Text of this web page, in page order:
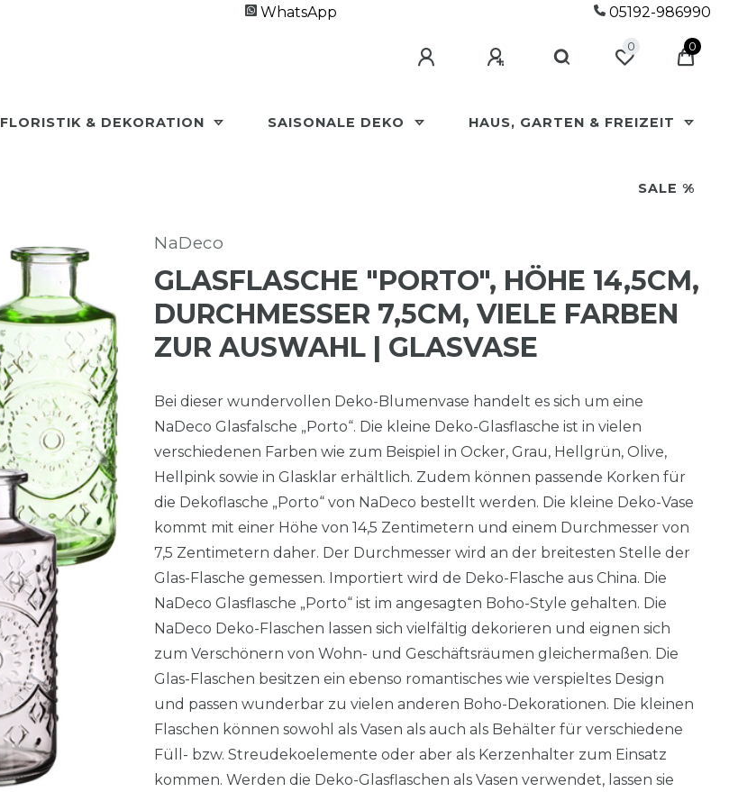
WhatsApp 05192-986990
0 0
FLORISTIK & DEKORATION SAISONALE DEKO HAUS, GARTEN & FREIZEIT
SALE %
NaDeco
GLASFLASCHE "PORTO", HÖHE 14,5CM,
DURCHMESSER 7,5CM, VIELE FARBEN
ZUR AUSWAHL | GLASVASE
Bei dieser wundervollen Deko-Blumenvase handelt es sich um eine
NaDeco Glasfalsche „Porto“. Die kleine Deko-Glasflasche ist in vielen
verschiedenen Farben wie zum Beispiel in Ocker, Grau, Hellgrün, Olive,
Hellpink sowie in Glasklar erhältlich. Zudem können passende Korken für
die Dekoflasche „Porto“ von NaDeco bestellt werden. Die kleine Deko-Vase
kommt mit einer Höhe von 14,5 Zentimetern und einem Durchmesser von
7,5 Zentimetern daher. Der Durchmesser wird an der breitesten Stelle der
Glas-Flasche gemessen. Importiert wird de Deko-Flasche aus China. Die
NaDeco Glasflasche „Porto“ ist im angesagten Boho-Style gehalten. Die
NaDeco Deko-Flaschen lassen sich vielfältig dekorieren und eignen sich
zum Verschönern von Wohn- und Geschäftsräumen gleichermaßen. Die
Glas-Flaschen besitzen ein ebenso romantisches wie verspieltes Design
und passen wunderbar zu vielen anderen Boho-Dekorationen. Die kleinen
Flaschen können sowohl als Vasen als auch als Behälter für verschiedene
Füll- bzw. Streudekoelemente oder aber als Kerzenhalter zum Einsatz
kommen. Werden die Deko-Glasflaschen als Vasen verwendet, lassen sie